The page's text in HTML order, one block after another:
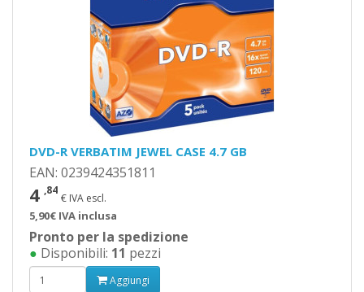
DVD-R VERBATIM JEWEL CASE 4.7 GB
EAN: 0239424351811
4 ,84
€ IVA escl.
5,90€ IVA inclusa
Pronto per la spedizione
● Disponibili: 11 pezzi
Aggiungi